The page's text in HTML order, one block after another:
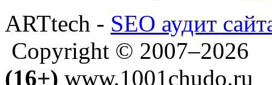
ARTtech - SEO аудит
Copyright © 2007–2026
(16+) www.1001chudo.ru